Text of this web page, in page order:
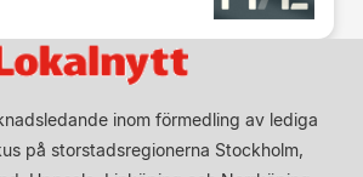
inom förmedling av lediga
på storstadsregionerna Stockholm,